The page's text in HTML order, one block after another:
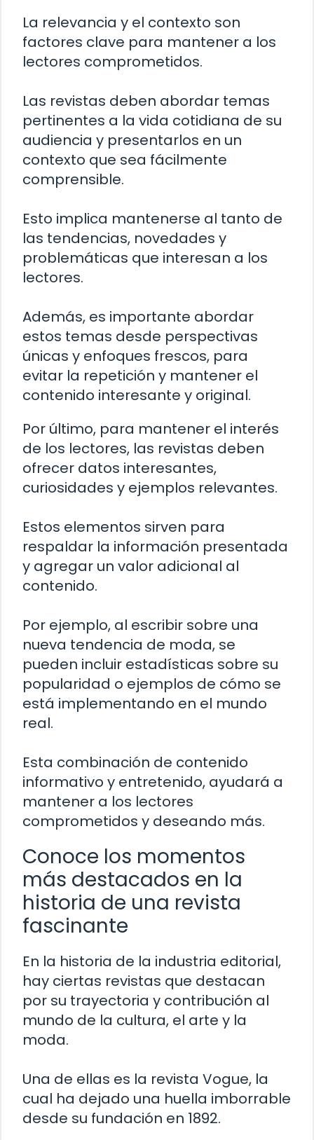
La relevancia y el contexto son
factores clave para mantener a los
lectores comprometidos.
Las revistas deben abordar temas
pertinentes a la vida cotidiana de su
audiencia y presentarlos en un
contexto que sea fácilmente
comprensible.
Esto implica mantenerse al tanto de
las tendencias, novedades y
problemáticas que interesan a los
lectores.
Además, es importante abordar
estos temas desde perspectivas
únicas y enfoques frescos, para
evitar la repetición y mantener el
contenido interesante y original.
Por último, para mantener el interés
de los lectores, las revistas deben
ofrecer datos interesantes,
curiosidades y ejemplos relevantes.
Estos elementos sirven para
respaldar la información presentada
y agregar un valor adicional al
contenido.
Por ejemplo, al escribir sobre una
nueva tendencia de moda, se
pueden incluir estadísticas sobre su
popularidad o ejemplos de cómo se
está implementando en el mundo
real.
Esta combinación de contenido
informativo y entretenido, ayudará a
mantener a los lectores
comprometidos y deseando más.
Conoce los momentos
más destacados en la
historia de una revista
fascinante
En la historia de la industria editorial,
hay ciertas revistas que destacan
por su trayectoria y contribución al
mundo de la cultura, el arte y la
moda.
Una de ellas es la revista Vogue, la
cual ha dejado una huella imborrable
desde su fundación en 1892.